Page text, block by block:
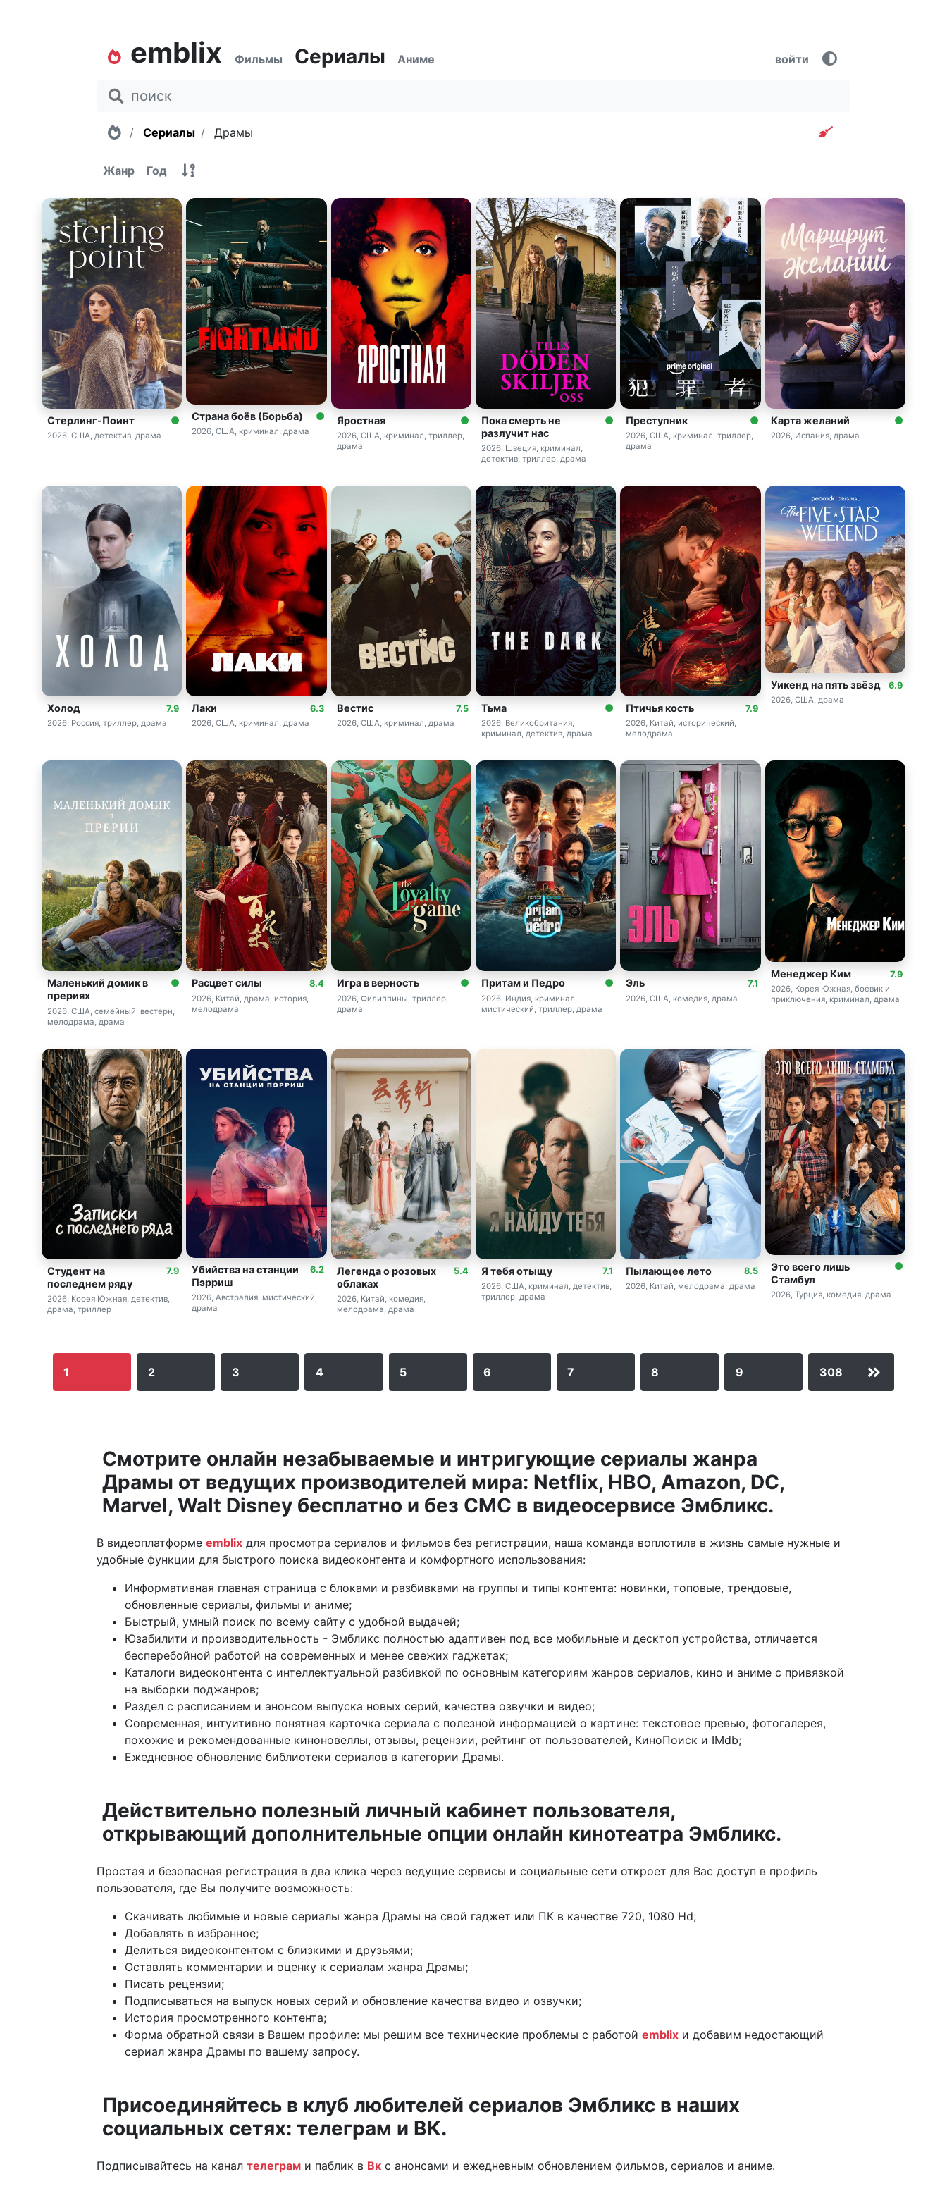
emblix Фильмы Сериалы Аниме войти
Главная
Сериалы Драмы
Жанр Год
Стерлинг-Поинт
2026, США, детектив, драма
Страна боёв (Борьба)
2026, США, криминал, драма
Яростная
2026, США, криминал, триллер,
драма
Пока смерть не
разлучит нас
2026, Швеция, криминал,
детектив, триллер, драма
Преступник
2026, США, криминал, триллер,
драма
Карта желаний
2026, Испания, драма
7.9
Холод
2026, Россия, триллер, драма
6.3
Лаки
2026, США, криминал, драма
7.5
Вестис
2026, США, криминал, драма
Тьма
2026, Великобритания,
криминал, детектив, драма
7.9
Птичья кость
2026, Китай, исторический,
мелодрама
6.9
Уикенд на пять звёзд
2026, США, драма
Маленький домик в
прериях
2026, США, семейный, вестерн,
мелодрама, драма
8.4
Расцвет силы
2026, Китай, драма, история,
мелодрама
Игра в верность
2026, Филиппины, триллер,
драма
Притам и Педро
2026, Индия, криминал,
мистический, триллер, драма
7.1
Эль
2026, США, комедия, драма
7.9
Менеджер Ким
2026, Корея Южная, боевик и
приключения, криминал, драма
7.9
Студент на
последнем ряду
2026, Корея Южная, детектив,
драма, триллер
6.2
Убийства на станции
Пэрриш
2026, Австралия, мистический,
драма
5.4
Легенда о розовых
облаках
2026, Китай, комедия,
мелодрама, драма
7.1
Я тебя отыщу
2026, США, криминал, детектив,
триллер, драма
8.5
Пылающее лето
2026, Китай, мелодрама, драма
Это всего лишь
Стамбул
2026, Турция, комедия, драма
1 2 3 4 5 6 7 8 9 308
Смотрите онлайн незабываемые и интригующие сериалы жанра
Драмы от ведущих производителей мира: Netflix, HBO, Amazon, DC,
Marvel, Walt Disney бесплатно и без СМС в видеосервисе Эмбликс.
В видеоплатформе emblix для просмотра сериалов и фильмов без регистрации, наша команда воплотила в жизнь самые нужные и
удобные функции для быстрого поиска видеоконтента и комфортного использования:
Информативная главная страница с блоками и разбивками на группы и типы контента: новинки, топовые, трендовые,
обновленные сериалы, фильмы и аниме;
Быстрый, умный поиск по всему сайту с удобной выдачей;
Юзабилити и производительность - Эмбликс полностью адаптивен под все мобильные и десктоп устройства, отличается
бесперебойной работой на современных и менее свежих гаджетах;
Каталоги видеоконтента с интеллектуальной разбивкой по основным категориям жанров сериалов, кино и аниме с привязкой
на выборки поджанров;
Раздел с расписанием и анонсом выпуска новых серий, качества озвучки и видео;
Современная, интуитивно понятная карточка сериала с полезной информацией о картине: текстовое превью, фотогалерея,
похожие и рекомендованные киноновеллы, отзывы, рецензии, рейтинг от пользователей, КиноПоиск и IMdb;
Ежедневное обновление библиотеки сериалов в категории Драмы.
Действительно полезный личный кабинет пользователя,
открывающий дополнительные опции онлайн кинотеатра Эмбликс.
Простая и безопасная регистрация в два клика через ведущие сервисы и социальные сети откроет для Вас доступ в профиль
пользователя, где Вы получите возможность:
Скачивать любимые и новые сериалы жанра Драмы на свой гаджет или ПК в качестве 720, 1080 Hd;
Добавлять в избранное;
Делиться видеоконтентом с близкими и друзьями;
Оставлять комментарии и оценку к сериалам жанра Драмы;
Писать рецензии;
Подписываться на выпуск новых серий и обновление качества видео и озвучки;
История просмотренного контента;
Форма обратной связи в Вашем профиле: мы решим все технические проблемы с работой emblix и добавим недостающий
сериал жанра Драмы по вашему запросу.
Присоединяйтесь в клуб любителей сериалов Эмбликс в наших
социальных сетях: телеграм и ВК.
Подписывайтесь на канал телеграм и паблик в Вк с анонсами и ежедневным обновлением фильмов, сериалов и аниме.